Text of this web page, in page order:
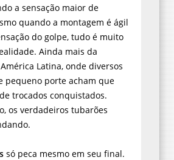
a sensação maior de
quando a montagem é ágil
do golpe, tudo é muito
Ainda mais da
Latina, onde diversos
pequeno porte acham que
trocados conquistados.
os verdadeiros tubarões
só peca mesmo em seu final.